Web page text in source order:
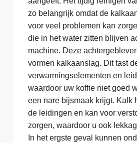
zo belangrijk omdat de
voor veel problemen kan
die in het water zitten blijven
machine. Deze
vormen kalkaanslag. Dit tast
verwarmingselementen en
waardoor uw koffie niet goed
een nare bijsmaak krijgt. Kalk
de leidingen en kan voor
zorgen, waardoor u ook
In het ergste geval kunnen